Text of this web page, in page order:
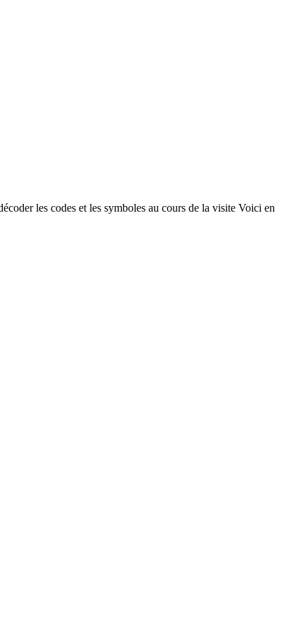
les codes et les symboles au cours de la visite Voici en